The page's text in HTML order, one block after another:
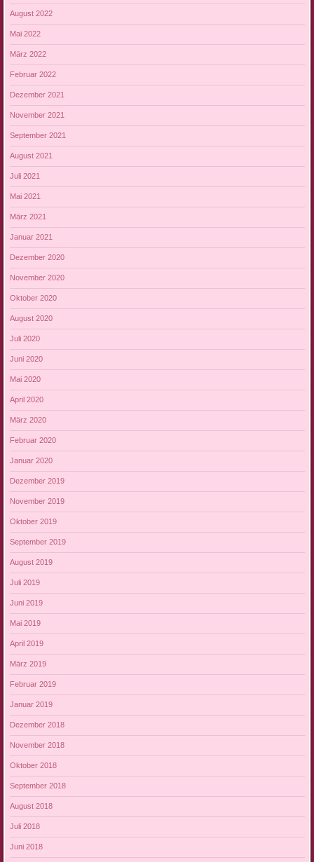
August 2022
Mai 2022
März 2022
Februar 2022
Dezember 2021
November 2021
September 2021
August 2021
Juli 2021
Mai 2021
März 2021
Januar 2021
Dezember 2020
November 2020
Oktober 2020
August 2020
Juli 2020
Juni 2020
Mai 2020
April 2020
März 2020
Februar 2020
Januar 2020
Dezember 2019
November 2019
Oktober 2019
September 2019
August 2019
Juli 2019
Juni 2019
Mai 2019
April 2019
März 2019
Februar 2019
Januar 2019
Dezember 2018
November 2018
Oktober 2018
September 2018
August 2018
Juli 2018
Juni 2018